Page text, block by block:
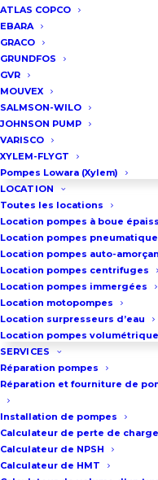
ATLAS COPCO
EBARA
GRACO
GRUNDFOS
GVR
MOUVEX
SALMSON-WILO
JOHNSON PUMP
VARISCO
XYLEM-FLYGT
Pompes Lowara (Xylem)
LOCATION
Toutes les locations
Location pompes à boue
Location pompes
Location pompes auto-
Location pompes centrifuges
Location pompes immergées
Location motopompes
Location surpresseurs d’eau
Location pompes
SERVICES
Réparation pompes
Réparation et fourniture de
Installation de pompes
Calculateur de perte de charge
Calculateur de NPSH
Calculateur de HMT
Vitesses rapides : De
Liquides : De faible
Applications :